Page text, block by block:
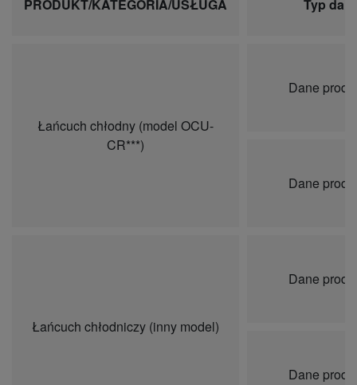
PRODUKT/KATEGORIA/USŁUGA Typ
Łańcuch chłodny (model OCU-
CR***)
Dane
Dane
Łańcuch chłodniczy (inny model)
Dane
Dane